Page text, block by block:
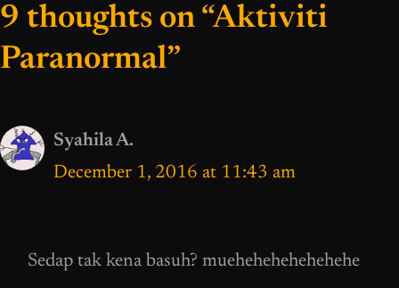
9 thoughts on “Aktiviti
Paranormal”
Syahila A.
December 1, 2016 at 11:43 am
Sedap tak kena basuh? muehehehehehehehe